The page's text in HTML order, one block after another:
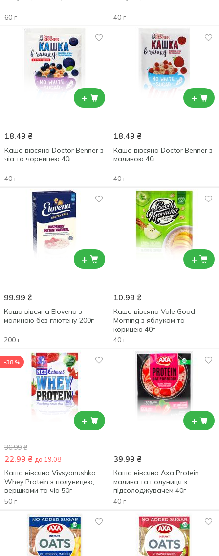
60 г 40 г
+
18.49 ₴
Каша вівсяна Doctor Benner з
чіа та чорницею 40г
40 г
+
18.49 ₴
Каша вівсяна Doctor Benner з
малиною 40г
40 г
+
99.99 ₴
Каша вівсяна Elovena з
малиною без глютену 200г
200 г
+
10.99 ₴
Каша вівсяна Vale Good
Morning з яблуком та
корицею 40г
40 г
+
-38 %
36.99 ₴
22.99 ₴ до 19.08
Каша вівсяна Vivsyanushka
Whey Protein з полуницею,
вершками та чіа 50г
50 г
+
39.99 ₴
Каша вівсяна Аха Protein
малина та полуниця з
підсолоджувачем 40г
40 г